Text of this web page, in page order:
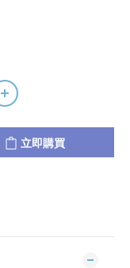
立即購買